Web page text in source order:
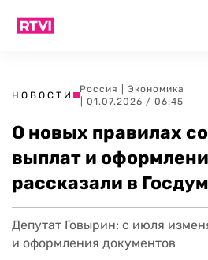
НОВОСТИ
Россия
Экономика
| 01.07.2026 / 06:45
О новых правилах
выплат и
рассказали в
Депутат Говырин: с июля
и оформления документов